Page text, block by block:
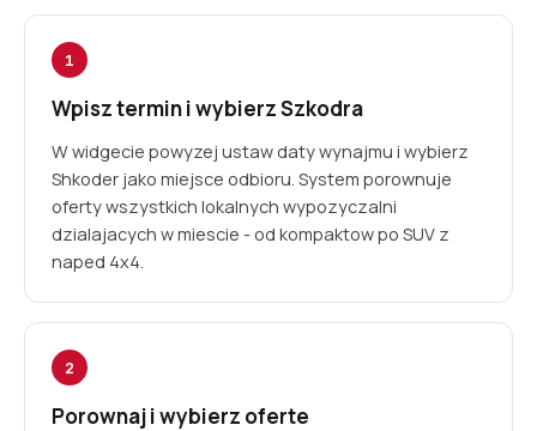
1
Wpisz termin i wybierz Szkodra
W widgecie powyzej ustaw daty wynajmu i wybierz
Shkoder jako miejsce odbioru. System porownuje
oferty wszystkich lokalnych wypozyczalni
dzialajacych w miescie - od kompaktow po SUV z
naped 4x4.
2
Porownaj i wybierz oferte